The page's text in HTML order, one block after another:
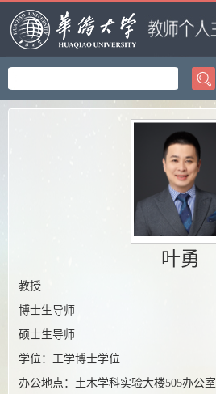
叶勇
教授
博士生导师
硕士生导师
学位：工学博士学位
办公地点： 土木学科实验大楼505办公室